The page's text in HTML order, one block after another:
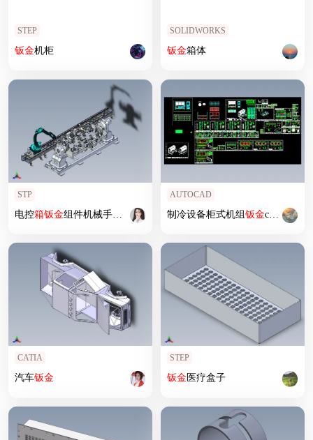
STEP
钣金机柜
SOLIDWORKS
钣金箱体
STP
电控箱钣金组件机械手焊接岗位
AUTOCAD
制冷设备柜式机组钣金cad图纸 钣
CATIA
汽车钣金
STEP
钣金医疗盒子